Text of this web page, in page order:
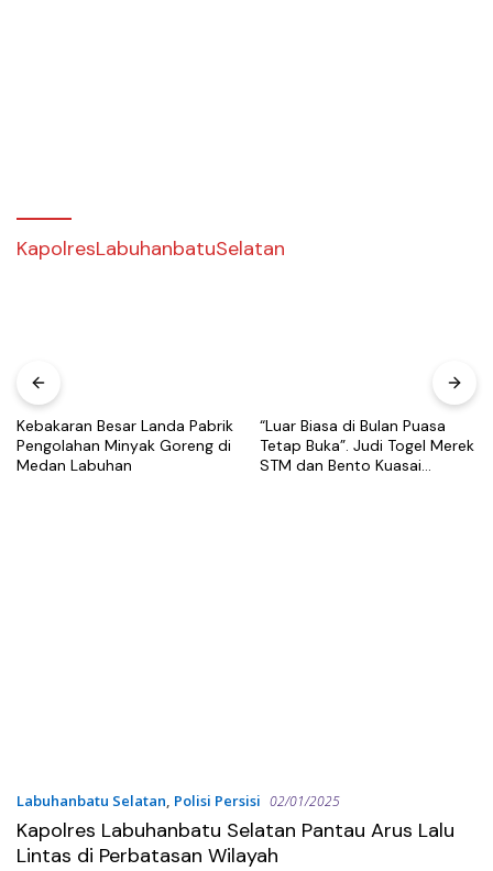
KapolresLabuhanbatuSelatan
Kebakaran Besar Landa Pabrik
Pengolahan Minyak Goreng di
Medan Labuhan
“Luar Biasa di Bulan Puasa
Tetap Buka”. Judi Togel Merek
STM dan Bento Kuasai
Labuhanbatu Selatan, Polisi Persisi 02/01/2025
Kapolres Labuhanbatu Selatan Pantau Arus Lalu
Lintas di Perbatasan Wilayah